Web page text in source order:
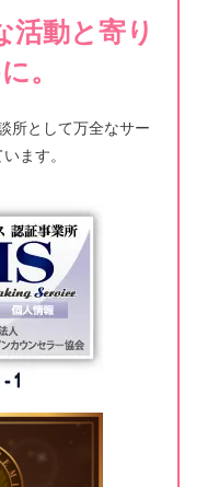
活動と寄り
。
所として万全なサー
ます。